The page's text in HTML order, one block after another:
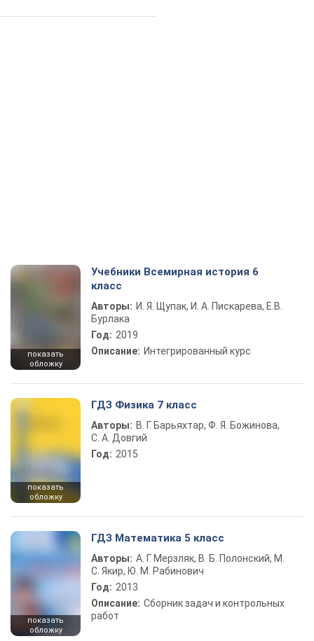
показать
обложку
Учебники Всемирная история 6
класс
Авторы: И. Я. Щупак, И. А. Пискарева, Е.В.
Бурлака
Год: 2019
Описание: Интегрированный курс
показать
обложку
ГДЗ Физика 7 класс
Авторы: В. Г. Барьяхтар, Ф. Я. Божинова,
С. А. Довгий
Год: 2015
показать
обложку
ГДЗ Математика 5 класс
Авторы: А. Г. Мерзляк, В. Б. Полонский, М.
С. Якир, Ю. М. Рабинович
Год: 2013
Описание: Сборник задач и контрольных
работ